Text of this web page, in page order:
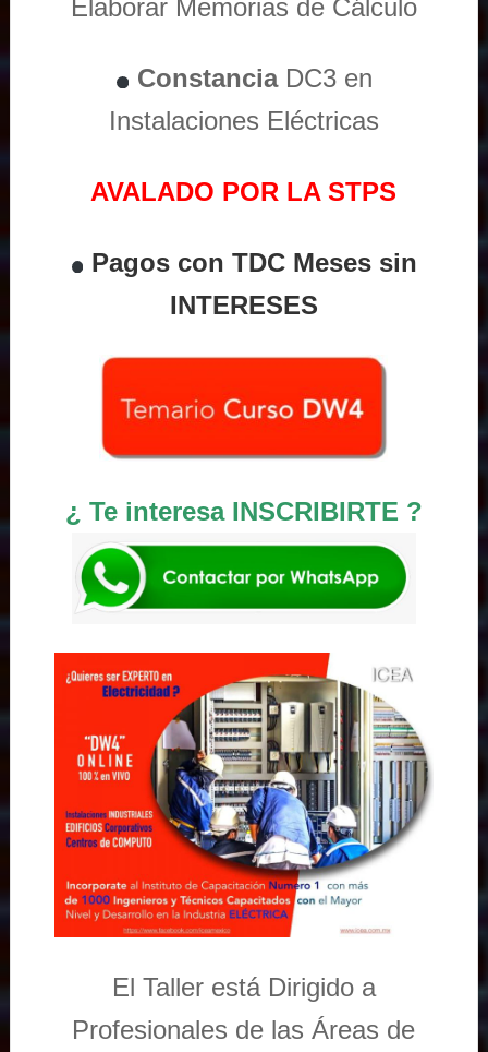
Elaborar Memorias de Cálculo
ConstanciaDC3 en
Instalaciones Eléctricas
AVALADO POR LA STPS
Pagos con TDC Meses sin
INTERESES
¿ Te interesa INSCRIBIRTE ?
El Taller está Dirigido a
Profesionales de las Áreas de